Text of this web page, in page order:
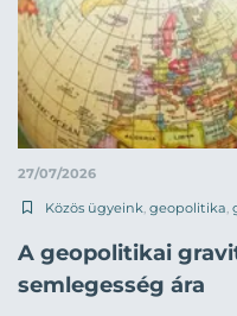
27/07/2026
Közös ügyeink geopolitika
A geopolitikai
semlegesség ára